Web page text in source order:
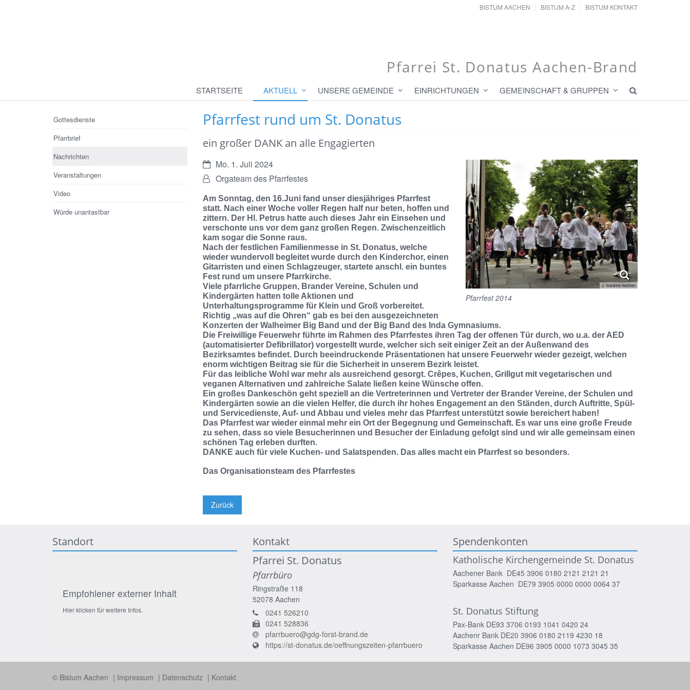
BISTUM AACHEN BISTUM A-Z BISTUM KONTAKT
Pfarrei St. Donatus Aachen-Brand
STARTSEITE AKTUELL UNSERE GEMEINDE EINRICHTUNGEN GEMEINSCHAFT & GRUPPEN
Pfarrfest rund um St. Donatus
ein großer DANK an alle Engagierten
© Susanne Nelißen
Pfarrfest 2014
Datum:Mo. 1. Juli 2024
Von:Orgateam des Pfarrfestes
Am Sonntag, den 16.Juni fand unser diesjähriges Pfarrfest
statt. Nach einer Woche voller Regen half nur beten, hoffen und
zittern. Der Hl. Petrus hatte auch dieses Jahr ein Einsehen und
verschonte uns vor dem ganz großen Regen. Zwischenzeitlich
kam sogar die Sonne raus.
Nach der festlichen Familienmesse in St. Donatus, welche
wieder wundervoll begleitet wurde durch den Kinderchor, einen
Gitarristen und einen Schlagzeuger, startete anschl. ein buntes
Fest rund um unsere Pfarrkirche.
Viele pfarrliche Gruppen, Brander Vereine, Schulen und
Kindergärten hatten tolle Aktionen und
Unterhaltungsprogramme für Klein und Groß vorbereitet.
Richtig „was auf die Ohren“ gab es bei den ausgezeichneten
Konzerten der Walheimer Big Band und der Big Band des Inda Gymnasiums.
Die Freiwillige Feuerwehr führte im Rahmen des Pfarrfestes ihren Tag der offenen Tür durch, wo u.a. der AED
(automatisierter Defibrillator) vorgestellt wurde, welcher sich seit einiger Zeit an der Außenwand des
Bezirksamtes befindet. Durch beeindruckende Präsentationen hat unsere Feuerwehr wieder gezeigt, welchen
enorm wichtigen Beitrag sie für die Sicherheit in unserem Bezirk leistet.
Für das leibliche Wohl war mehr als ausreichend gesorgt. Crêpes, Kuchen, Grillgut mit vegetarischen und
veganen Alternativen und zahlreiche Salate ließen keine Wünsche offen.
Ein großes Dankeschön geht speziell an die Vertreterinnen und Vertreter der Brander Vereine, der Schulen und
Kindergärten sowie an die vielen Helfer, die durch ihr hohes Engagement an den Ständen, durch Auftritte, Spül-
und Servicedienste, Auf- und Abbau und vieles mehr das Pfarrfest unterstützt sowie bereichert haben!
Das Pfarrfest war wieder einmal mehr ein Ort der Begegnung und Gemeinschaft. Es war uns eine große Freude
zu sehen, dass so viele Besucherinnen und Besucher der Einladung gefolgt sind und wir alle gemeinsam einen
schönen Tag erleben durften.
DANKE auch für viele Kuchen- und Salatspenden. Das alles macht ein Pfarrfest so besonders.
Das Organisationsteam des Pfarrfestes
Zurück
Gottesdienste
Pfarrbrief
Nachrichten
Veranstaltungen
Video
Würde unantastbar
Standort
Empfohlener externer Inhalt
Hier klicken für weitere Infos.
Kontakt
Pfarrei St. Donatus
Pfarrbüro
Ringstraße 118
52078 Aachen
0241 526210
0241 528836
pfarrbuero@gdg-forst-brand.de
https://st-donatus.de/oeffnungszeiten-pfarrbuero
Spendenkonten
Katholische Kirchengemeinde St. Donatus
Aachener Bank DE45 3906 0180 2121 2121 21
Sparkasse Aachen DE79 3905 0000 0000 0064 37
St. Donatus Stiftung
Pax-Bank DE93 3706 0193 1041 0420 24
Aachenr Bank DE20 3906 0180 2119 4230 18
Sparkasse Aachen DE96 3905 0000 1073 3045 35
© Bistum Aachen Impressum Datenschutz Kontakt